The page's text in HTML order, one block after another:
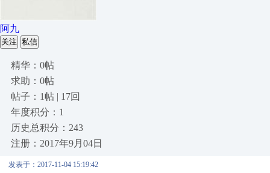
阿九
关注 私信
精华：0帖
求助：0帖
帖子：1帖 | 17回
年度积分：1
历史总积分：243
注册：2017年9月04日
发表于：2017-11-04 15:19:42